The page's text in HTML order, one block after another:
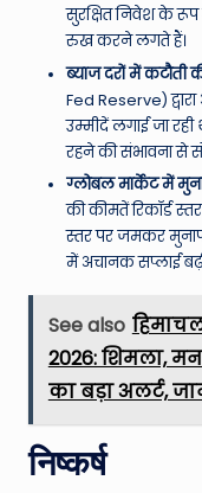
सुरक्षित निवेश के
रुख करने लगते हैं।
ब्याज दरों में कटौती
Fed Reserve)
उम्मीदें लगाई जा रही
रहने की संभावना से
ग्लोबल मार्केट में
की कीमतें रिकॉर्ड
स्तर पर जमकर
में अचानक सप्लाई
See also
2026: शिमला,
का बड़ा अलर्ट,
निष्कर्ष